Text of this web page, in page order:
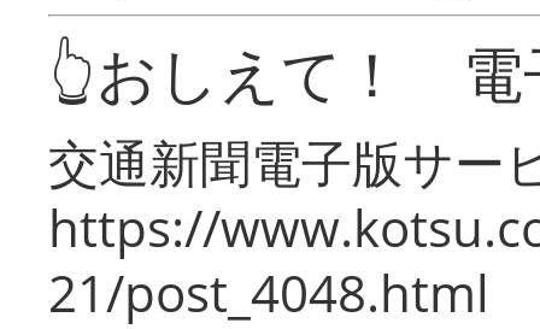
👆おしえて！ 電
交通新聞電子版サー
https://
21/post_4048.html